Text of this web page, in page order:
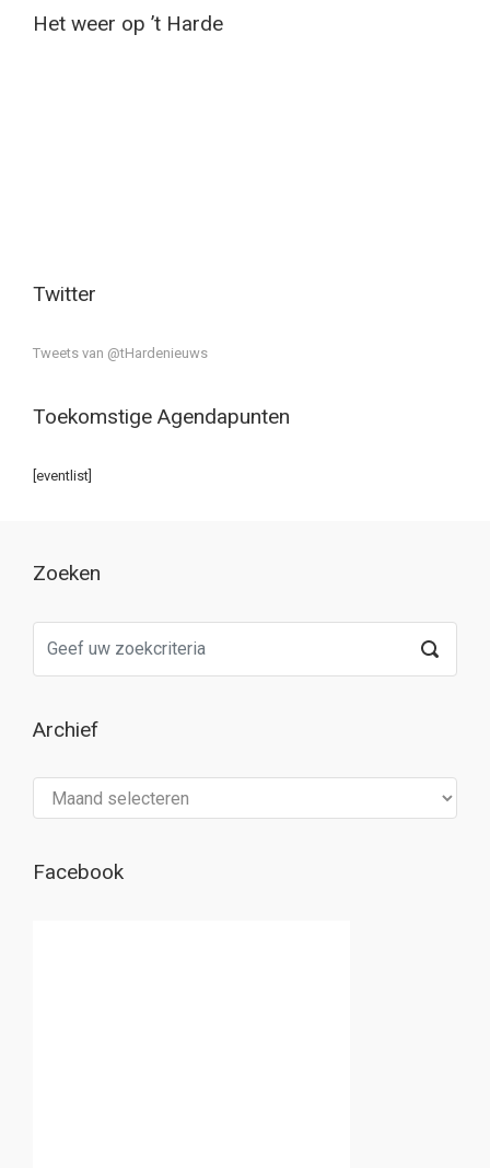
Het weer op ’t Harde
Twitter
Tweets van @tHardenieuws
Toekomstige Agendapunten
[eventlist]
Zoeken
Archief
Facebook